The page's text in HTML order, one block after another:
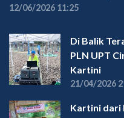
12/06/2026 11:25
Di Balik
PLN UPT
Kartini
21/04/2026
Kartini dari